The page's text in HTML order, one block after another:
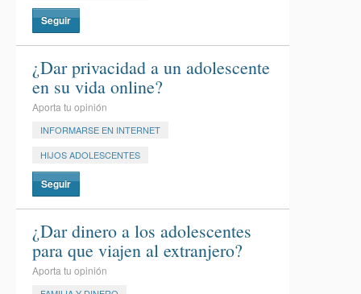
Seguir
¿Dar privacidad a un adolescente
en su vida online?
Aporta tu opinión
INFORMARSE EN INTERNET
HIJOS ADOLESCENTES
Seguir
¿Dar dinero a los adolescentes
para que viajen al extranjero?
Aporta tu opinión